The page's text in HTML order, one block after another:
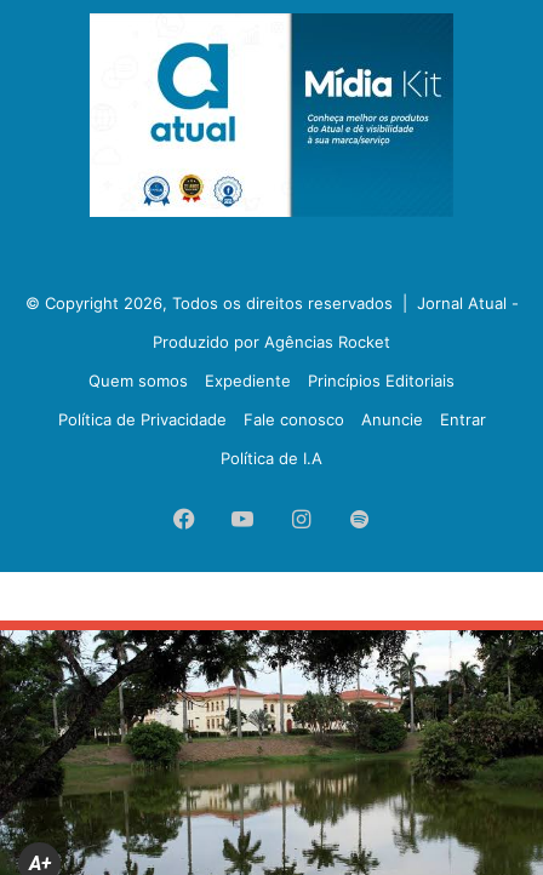
© Copyright 2026, Todos os direitos reservados | Jornal Atual -
Produzido por Agências Rocket
Quem somos
Expediente
Princípios Editoriais
Política de Privacidade
Fale conosco Anuncie
Entrar
Política de I.A
FacebookYouTubeInstagram
Spotify
A+